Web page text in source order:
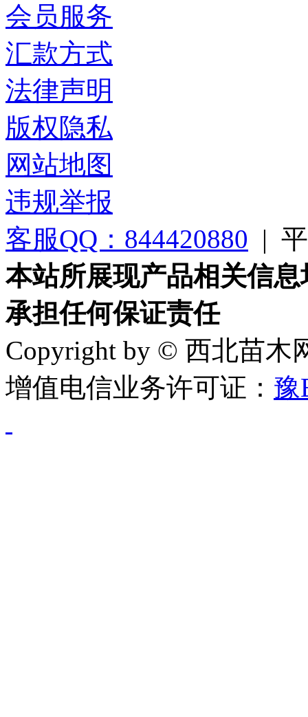
会员服务
汇款方式
法律声明
版权隐私
网站地图
违规举报
客服QQ：844420880 |
本站所展现产品相关信
承担任何保证责任
Copyright by © 西北苗木
增值电信业务许可证： 豫